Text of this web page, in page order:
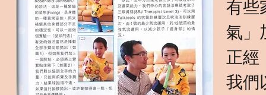
有些
氣」
正經
我們